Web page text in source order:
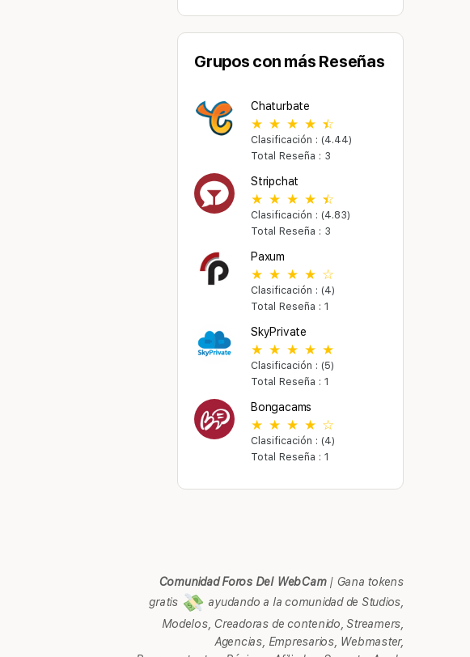
Grupos con más Reseñas
Chaturbate
Clasificación : (4.44)
Total Reseña : 3
Stripchat
Clasificación : (4.83)
Total Reseña : 3
Paxum
Clasificación : (4)
Total Reseña : 1
SkyPrivate
Clasificación : (5)
Total Reseña : 1
Bongacams
Clasificación : (4)
Total Reseña : 1
Comunidad Foros Del WebCam| Gana tokens
gratis
ayudando a la comunidad de Studios,
Modelos, Creadoras de contenido, Streamers,
Agencias, Empresarios, Webmaster,